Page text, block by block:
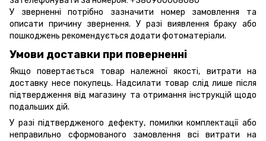
У зверненні потрібно зазначити номер замовлення та
описати причину звернення. У разі виявлення браку або
пошкоджень рекомендується додати фотоматеріали.
Умови доставки при поверненні
Якщо повертається товар належної якості, витрати на
доставку несе покупець. Надсилати товар слід лише після
підтвердження від магазину та отримання інструкцій щодо
подальших дій.
У разі підтвердженого дефекту, помилки комплектації або
неправильно сформованого замовлення всі витрати на